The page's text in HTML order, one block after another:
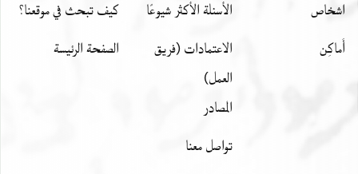
اشخاص
أَماكِن
الأسئلة الأكثر شيوعًا
الاعتمادات (فريق
العمل)
المصادر
تواصل معنا
كيف تبحث في موقعنا؟
الصفحة الرئيسة